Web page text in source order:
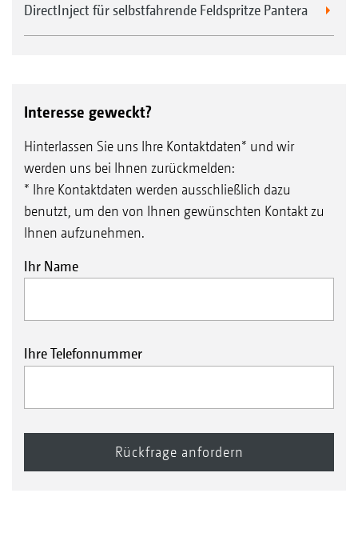
DirectInject für selbstfahrende Feldspritze Pantera
Interesse geweckt?
Hinterlassen Sie uns Ihre Kontaktdaten* und wir
werden uns bei Ihnen zurückmelden:
* Ihre Kontaktdaten werden ausschließlich dazu
benutzt, um den von Ihnen gewünschten Kontakt zu
Ihnen aufzunehmen.
Ihr Name
Ihre Telefonnummer